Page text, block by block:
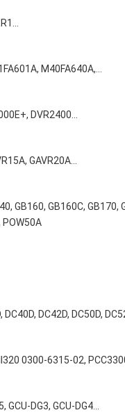
M40FA640A,...
DVR2400...
GAVR20A…
GB160, GB160C,
POW50A
DC42D, DC50D,
0300-6315-02,
DG3, GCU-DG4…